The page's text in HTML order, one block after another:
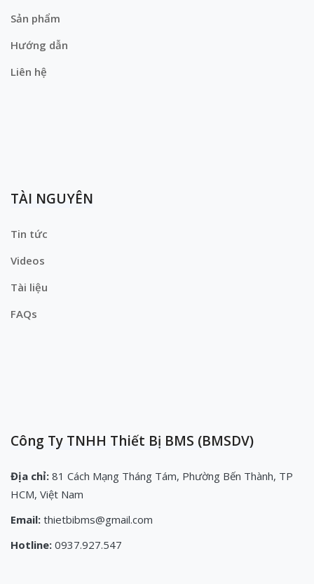
Sản phẩm
Hướng dẫn
Liên hệ
TÀI NGUYÊN
Tin tức
Videos
Tài liệu
FAQs
Công Ty TNHH Thiết Bị BMS (BMSDV)
Địa chỉ: 81 Cách Mạng Tháng Tám, Phường Bến Thành, TP
HCM, Việt Nam
Email: thietbibms@gmail.com
Hotline: 0937.927.547